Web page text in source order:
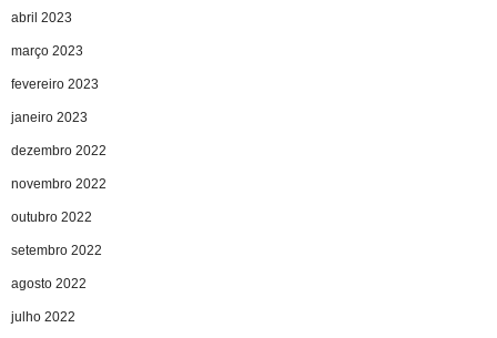
abril 2023
março 2023
fevereiro 2023
janeiro 2023
dezembro 2022
novembro 2022
outubro 2022
setembro 2022
agosto 2022
julho 2022